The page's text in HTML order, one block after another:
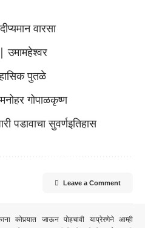
वारसा
उमामहेश्वर
पुतळे
गोपाळकृष्ण
पडावाचा सुवर्णइतिहास
Leave a Comment
कोपर्‍यात जाऊन पोहचावी याप्रेरणेने आम्ही